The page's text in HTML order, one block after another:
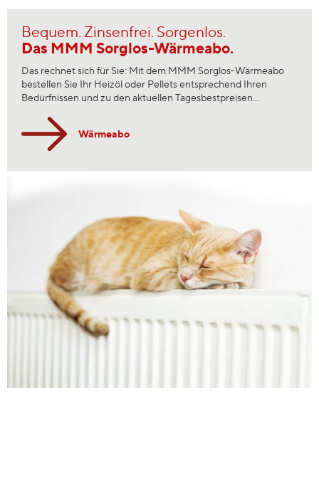
Bequem. Zinsenfrei. Sorgenlos.
Das MMM Sorglos-Wärmeabo.
Das rechnet sich für Sie: Mit dem MMM Sorglos-Wärmeabo
bestellen Sie Ihr Heizöl oder Pellets entsprechend Ihren
Bedürfnissen und zu den aktuellen Tagesbestpreisen...
Wärmeabo